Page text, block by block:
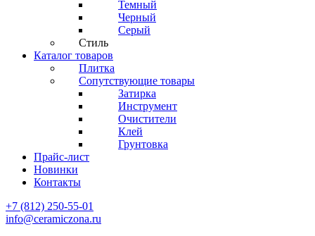
Темный
Черный
Серый
Стиль
Каталог товаров
Плитка
Сопутствующие товары
Затирка
Инструмент
Очистители
Клей
Грунтовка
Прайс-лист
Новинки
Контакты
+7 (812) 250-55-01
info@ceramiczona.ru